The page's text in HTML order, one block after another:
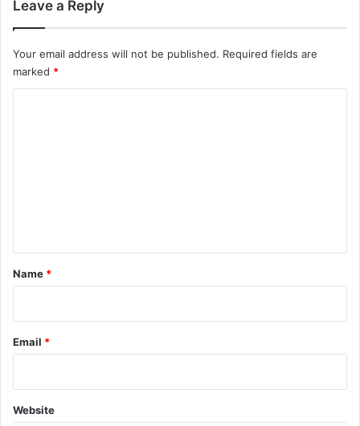
Leave a Reply
Your email address will not be published. Required fields are
marked *
*
Name *
Email *
Website